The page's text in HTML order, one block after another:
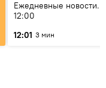
Ежедневные новости.
12:00
12:01 3 мин